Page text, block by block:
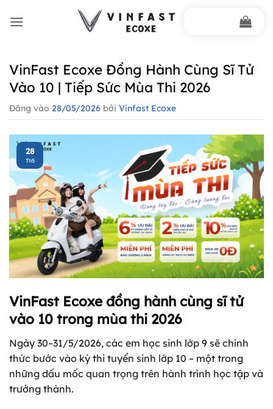
qua
VinFast Ecoxe Đồng Hành Cùng Sĩ Tử
Vào 10 | Tiếp Sức Mùa Thi 2026
Đăng vào 28/05/2026 bởi Vinfast Ecoxe
28
Th5
VinFast Ecoxe đồng hành cùng sĩ tử
vào 10 trong mùa thi 2026
Ngày 30–31/5/2026, các em học sinh lớp 9 sẽ chính
thức bước vào kỳ thi tuyển sinh lớp 10 – một trong
những dấu mốc quan trọng trên hành trình học tập và
trưởng thành.